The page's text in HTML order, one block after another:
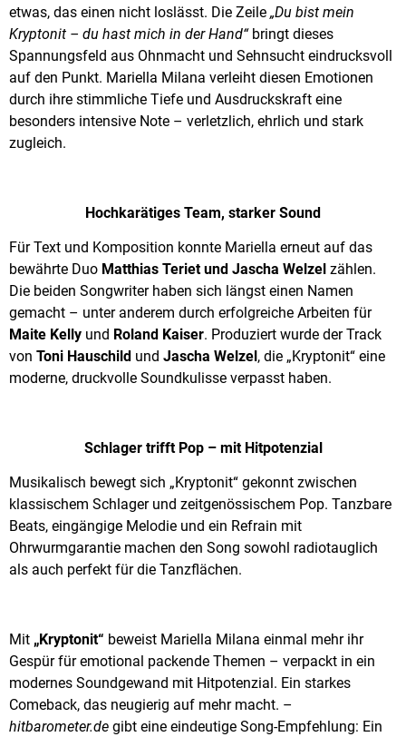
etwas, das einen nicht loslässt. Die Zeile „Du bist mein
Kryptonit – du hast mich in der Hand“bringt dieses
Spannungsfeld aus Ohnmacht und Sehnsucht eindrucksvoll
auf den Punkt. Mariella Milana verleiht diesen Emotionen
durch ihre stimmliche Tiefe und Ausdruckskraft eine
besonders intensive Note – verletzlich, ehrlich und stark
zugleich.
Hochkarätiges Team, starker Sound
Für Text und Komposition konnte Mariella erneut auf das
bewährte Duo Matthias Teriet und Jascha Welzel zählen.
Die beiden Songwriter haben sich längst einen Namen
gemacht – unter anderem durch erfolgreiche Arbeiten für
Maite Kelly und Roland Kaiser. Produziert wurde der Track
von Toni Hauschild und Jascha Welzel , die „Kryptonit“ eine
moderne, druckvolle Soundkulisse verpasst haben.
Schlager trifft Pop – mit Hitpotenzial
Musikalisch bewegt sich „Kryptonit“ gekonnt zwischen
klassischem Schlager und zeitgenössischem Pop. Tanzbare
Beats, eingängige Melodie und ein Refrain mit
Ohrwurmgarantie machen den Song sowohl radiotauglich
als auch perfekt für die Tanzflächen.
Mit „Kryptonit“ beweist Mariella Milana einmal mehr ihr
Gespür für emotional packende Themen – verpackt in ein
modernes Soundgewand mit Hitpotenzial. Ein starkes
Comeback, das neugierig auf mehr macht. –
hitbarometer.de gibt eine eindeutige Song-Empfehlung: Ein